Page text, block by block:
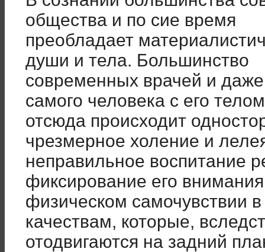
общества и по сие время
преобладает
души и тела. Большинство
современных врачей и
самого человека с его
отсюда происходит
чрезмерное холение и
неправильное воспитание
фиксирование его
физическом самочувствии
качествам, которые,
отодвигаются на задний